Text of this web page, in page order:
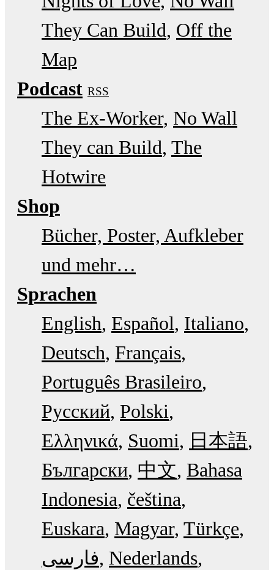
They Can Build Off the
Map
Podcast RSS
The Ex-Worker No Wall
They can Build The
Hotwire
Shop
Bücher, Poster, Aufkleber
und mehr…
Sprachen
English Español Italiano
Deutsch Français
Português Brasileiro
Русский Polski
Ελληνικά Suomi
日本語
Български 中文 Bahasa
Indonesia čeština
Euskara Magyar Türkçe
فارسی Nederlands